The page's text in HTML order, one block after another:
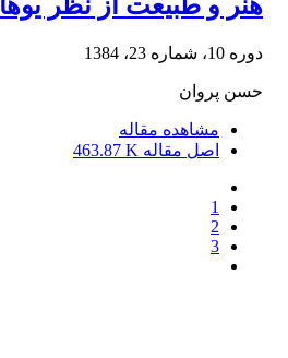
دوره 10، شماره 23، 1384
حسن پروان
مشاهده مقاله
اصل مقاله 463.87 K
1
2
3